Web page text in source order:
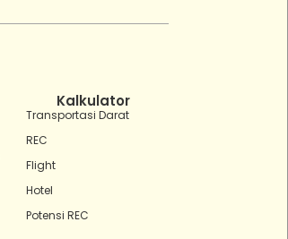
Kalkulator
Transportasi Darat
REC
Flight
Hotel
Potensi REC